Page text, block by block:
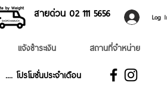
สายด่วน 02 ​111 5656 Log
แจ้งชำระเงิน สถานที่จำหน่าย
.... โปรโมชั่นประจำเดือน